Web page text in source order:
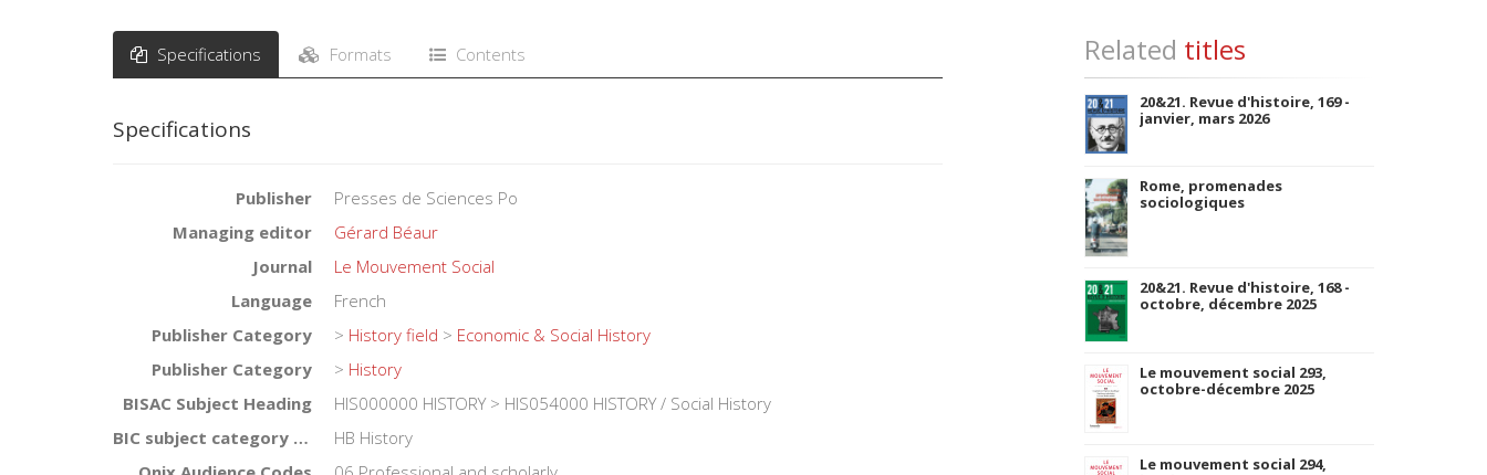
Specifications Formats Contents
Specifications
Publisher
Presses de Sciences Po
Managing editor
Gérard Béaur
Journal
Le Mouvement Social
Language
French
Publisher Category
> History field > Economic & Social History
Publisher Category
> History
BISAC Subject Heading
HIS000000 HISTORY > HIS054000 HISTORY / Social History
BIC subject category (UK)
HB History
Related titles
20&21. Revue d'histoire, 169 -
janvier, mars 2026
Rome, promenades
sociologiques
20&21. Revue d'histoire, 168 -
octobre, décembre 2025
Le mouvement social 293,
octobre-décembre 2025
Le mouvement social 294,